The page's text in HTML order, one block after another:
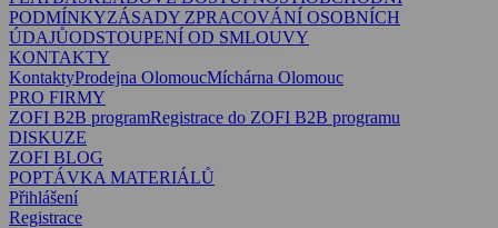
PODMÍNKYZÁSADY ZPRACOVÁNÍ OSOBNÍCH
ÚDAJŮODSTOUPENÍ OD SMLOUVY
KONTAKTY
KontaktyProdejna OlomoucMíchárna Olomouc
PRO FIRMY
ZOFI B2B programRegistrace do ZOFI B2B programu
DISKUZE
ZOFI BLOG
POPTÁVKA MATERIÁLŮ
Přihlášení
Registrace